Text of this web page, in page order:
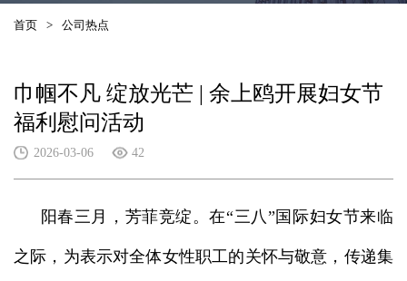
首页 > 公司热点
巾帼不凡 绽放光芒 | 余上鸥开展妇女节
福利慰问活动
2026-03-06 42
阳春三月，芳菲竞绽。在“三八”国际妇女节来临
之际，为表示对全体女性职工的关怀与敬意，传递集